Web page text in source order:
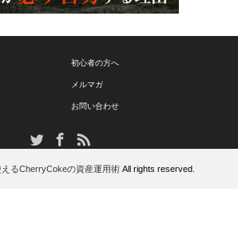
初心者の方へ
メルマガ
お問い合わせ
TwitterFacebook
るCherryCokeの資産運用術All rights reserved.